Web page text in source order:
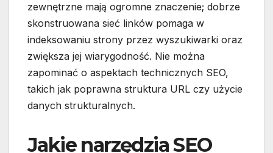
zewnętrzne mają ogromne znaczenie; dobrze
skonstruowana sieć linków pomaga w
indeksowaniu strony przez wyszukiwarki oraz
zwiększa jej wiarygodność. Nie można
zapominać o aspektach technicznych SEO,
takich jak poprawna struktura URL czy użycie
danych strukturalnych.
Jakie narzędzia SEO